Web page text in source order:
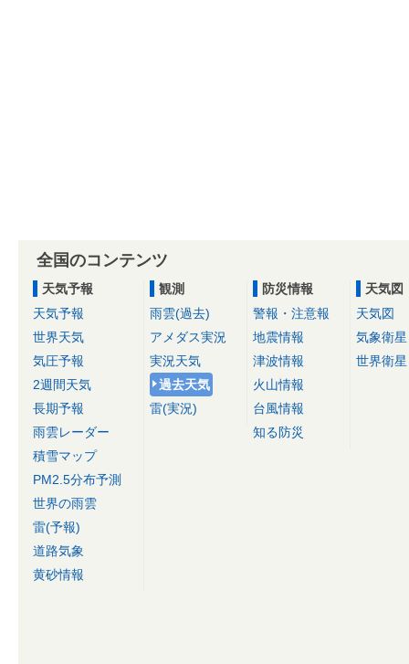
全国のコンテンツ
天気予報
天気予報
世界天気
気圧予報
2週間天気
長期予報
雨雲レーダー
積雪マップ
PM2.5分布予測
世界の雨雲
雷(予報)
道路気象
黄砂情報
観測
雨雲(過去)
アメダス実況
実況天気
過去天気
雷(実況)
防災情報
警報・注意報
地震情報
津波情報
火山情報
台風情報
知る防災
天気図
天気図
気象衛星
世界衛星